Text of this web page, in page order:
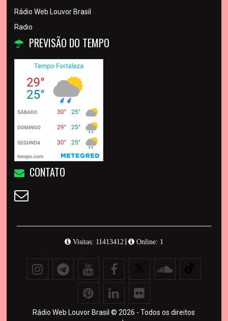
Rádio Web Louvor Brasil
Radio
PREVISÃO DO TEMPO
CONTATO
Visitas: 11413412 Online: 1
Rádio Web Louvor Brasil © 2026 - Todos os direitos